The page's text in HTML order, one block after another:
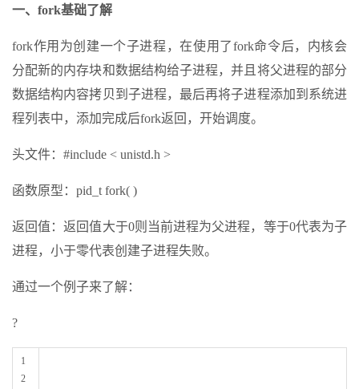
一、fork基础了解
fork作用为创建一个子进程，在使用了fork命令后，内核会
分配新的内存块和数据结构给子进程，并且将父进程的部分
数据结构内容拷贝到子进程，最后再将子进程添加到系统进
程列表中，添加完成后fork返回，开始调度。
头文件：#include < unistd.h >
函数原型：pid_t fork( )
返回值：返回值大于0则当前进程为父进程，等于0代表为子
进程，小于零代表创建子进程失败。
通过一个例子来了解：
?
1
2